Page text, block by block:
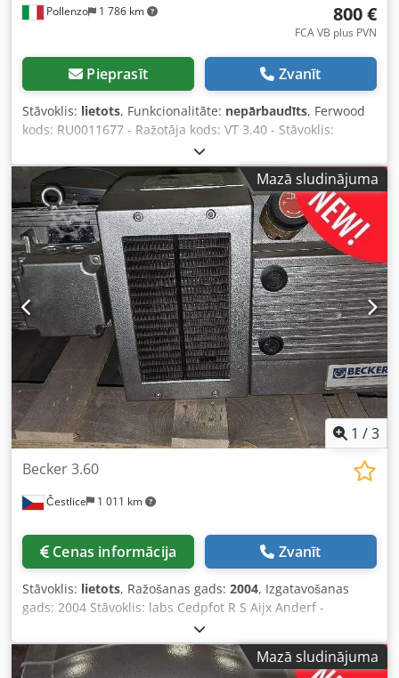
Pollenzo 1 786 km 800 €
FCA VB plus PVN
Pieprasīt Zvanīt
Stāvoklis: lietots, Funkcionalitāte: nepārbaudīts, Ferwood
kods: RU0011677 - Ražotāja kods: VT 3.40 - Stāvoklis:
Lietota - Funkcionalitāte: Nav pārbaudīta - Savietojama
iekārta: - Ja interesē, piedāvājam remonta pakalpojumu,
lūdzu, sazinieties ar mums. 38KG - 70X46X34 Crsdpfx
Aneyb R Tvodof
Mazā sludinājuma
1 /3
Čestlice 1 011 km
Becker 3.60
Cenas informācija Zvanīt
Stāvoklis: lietots, Ražošanas gads: 2004, Izgatavošanas
gads: 2004 Stāvoklis: labs Cedpfot R S Aijx Anderf -
Mazā sludinājuma